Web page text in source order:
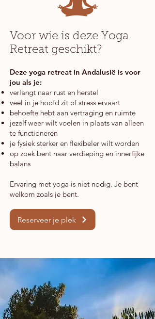
Voor wie is deze Yoga
Retreat geschikt?
Deze yoga retreat in Andalusië is voor
jou als je:​
verlangt naar rust en herstel
veel in je hoofd zit of stress ervaart
behoefte hebt aan vertraging en ruimte
jezelf weer wilt voelen in plaats van alleen
te functioneren
je fysiek sterker en flexibeler wilt worden
op zoek bent naar verdieping en innerlijke
balans
Ervaring met yoga is niet nodig. Je bent
welkom zoals je bent.
Reserveer je plek